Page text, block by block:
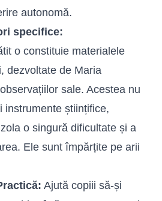
autonomă.
specifice:
o constituie materialele
dezvoltate de Maria
sale. Acestea nu
instrumente științifice,
o singură dificultate și a
Ele sunt împărțite pe arii
Ajută copiii să-și